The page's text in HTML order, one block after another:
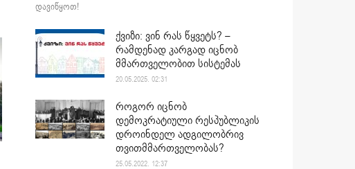
დავიწყოთ!
ქვიზი: ვინ რას წყვეტს? –
რამდენად კარგად იცნობ
მმართველობით სისტემას
20.05.2025. 02:31
როგორ იცნობ
დემოკრატიული რესპუბლიკის
დროინდელ ადგილობრივ
თვითმმართველობას?
25.05.2022. 12:37